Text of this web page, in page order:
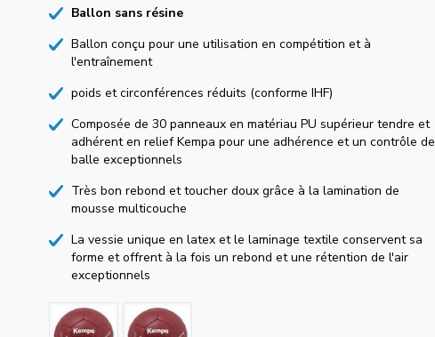
Ballon sans résine
Ballon conçu pour une utilisation en compétition et à
l'entraînement
poids et circonférences réduits (conforme IHF)
Composée de 30 panneaux en matériau PU supérieur tendre et
adhérent en relief Kempa pour une adhérence et un contrôle de
balle exceptionnels
Très bon rebond et toucher doux grâce à la lamination de
mousse multicouche
La vessie unique en latex et le laminage textile conservent sa
forme et offrent à la fois un rebond et une rétention de l'air
exceptionnels